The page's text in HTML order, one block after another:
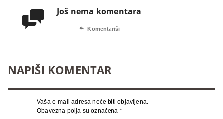
 Još nema komentara
 Komentariši
NAPIŠI KOMENTAR
Vaša e-mail adresa neće biti objavljena.
Obavezna polja su označena *